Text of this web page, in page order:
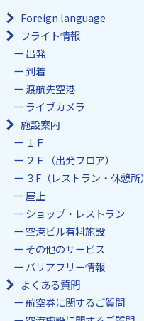
Foreign language
フライト情報
出発
到着
渡航先空港
ライブカメラ
施設案内
１Ｆ
２Ｆ（出発フロア）
３F（レストラン・休憩所）
屋上
ショップ・レストラン
空港ビル有料施設
その他のサービス
バリアフリー情報
よくある質問
航空券に関するご質問